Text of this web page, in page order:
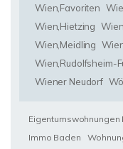
Wien,Favoriten
Wien,Hietzing
Wien,Meidling
Wien,Rudolfsheim-
Wiener Neudorf
Eigentumswohnungen
Immo Baden